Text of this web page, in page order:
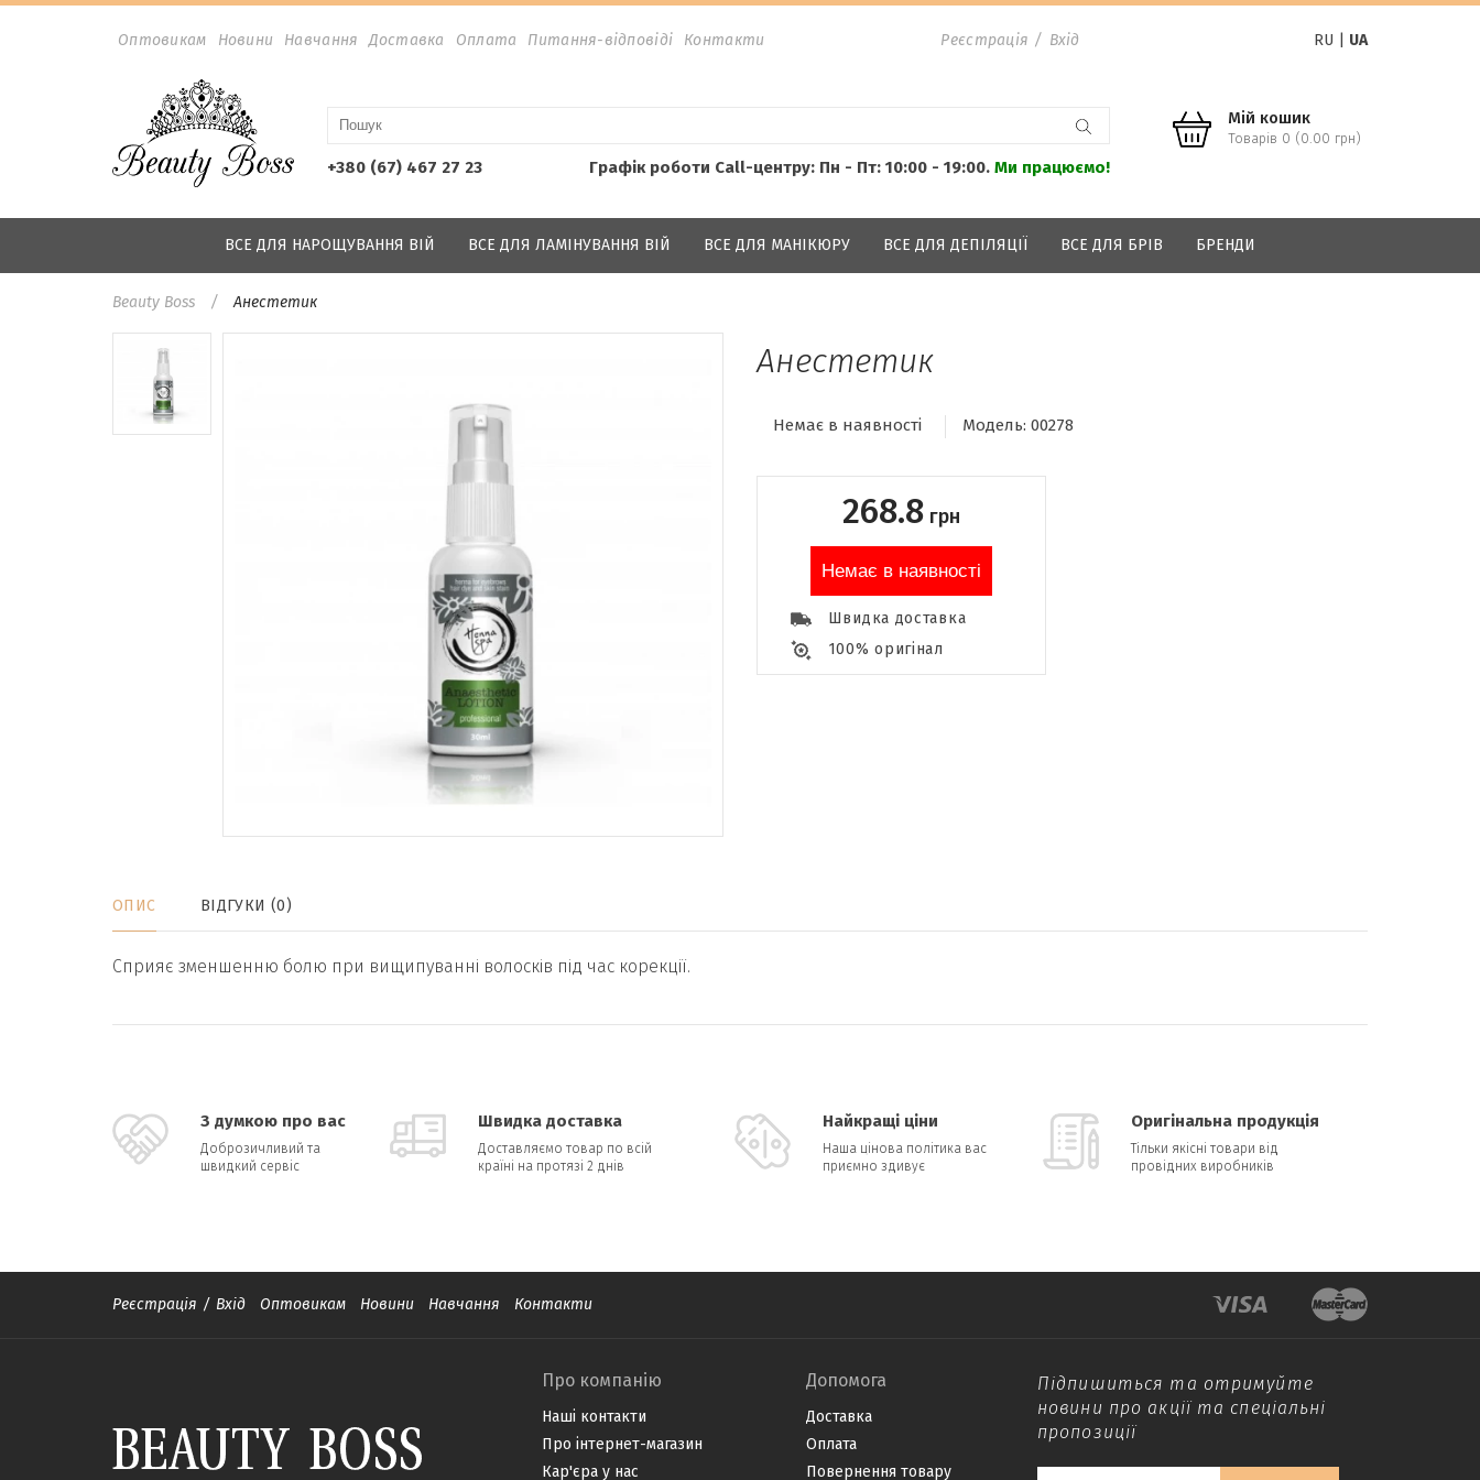
Оптовикам Новини Навчання Доставка Оплата Питання-відповіді Контакти Реєстрація / Вхід RU UA
+380 (67) 467 27 23 Графік роботи Call-центру: Пн - Пт: 10:00 - 19:00. Ми працюємо!
Мій кошик
Товарів 0 (0.00 грн)
ВСЕ ДЛЯ НАРОЩУВАННЯ ВІЙ ВСЕ ДЛЯ ЛАМІНУВАННЯ ВІЙ ВСЕ ДЛЯ МАНІКЮРУ ВСЕ ДЛЯ ДЕПІЛЯЦІЇ ВСЕ ДЛЯ БРІВ БРЕНДИ
Beauty Boss Анестетик
Анестетик
Немає в наявності Модель: 00278
268.8грн
Немає в наявності
Швидка доставка
100% оригінал
ОПИС ВІДГУКИ (0)
Сприяє зменшенню болю при вищипуванні волосків під час корекції.
З думкою про вас
Доброзичливий та
швидкий сервіс
Швидка доставка
Доставляємо товар по всій
країні на протязі 2 днів
Найкращі ціни
Наша цінова політика вас
приємно здивує
Оригінальна продукція
Тільки якісні товари від
провідних виробників
Реєстрація / Вхід Оптовикам Новини Навчання Контакти
Про компанію
Наші контакти
Про інтернет-магазин
Кар'єра у нас
Допомога
Доставка
Оплата
Повернення товару
Підпишиться та отримуйте
новини про акції та спеціальні
пропозиції